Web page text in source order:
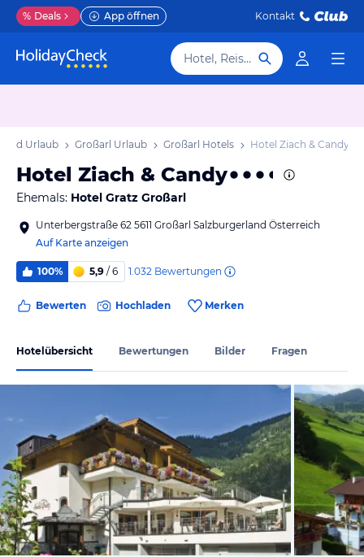
% Deals App öffnen Kontakt
Hotel, Reiseziel
Urlaub Großarl Urlaub Großarl Hotels Hotel Ziach & Candy
Hotel Ziach & Candy
Ehemals: Hotel Gratz Großarl
Unterbergstraße 62 5611 Großarl Salzburgerland Österreich
Auf Karte anzeigen
100% 5,9 / 6 1.032 Bewertungen
Bewerten Hochladen Merken
Hotelübersicht Bewertungen Bilder Fragen
vom